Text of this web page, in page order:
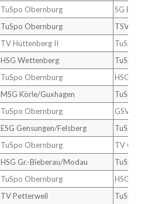
TuSpo Obernburg
SG
TuSpo Obernburg
TSV
TV Hüttenberg II
TuSpo
HSG Wettenberg
TuSpo
TuSpo Obernburg
HSG
MSG Körle/Guxhagen
TuSpo
TuSpo Obernburg
GSV
ESG Gensungen/Felsberg
TuSpo
TuSpo Obernburg
TV Gr.-
HSG Gr.-Bieberau/Modau
TuSpo
TuSpo Obernburg
HSG
TV Petterweil TuSpo